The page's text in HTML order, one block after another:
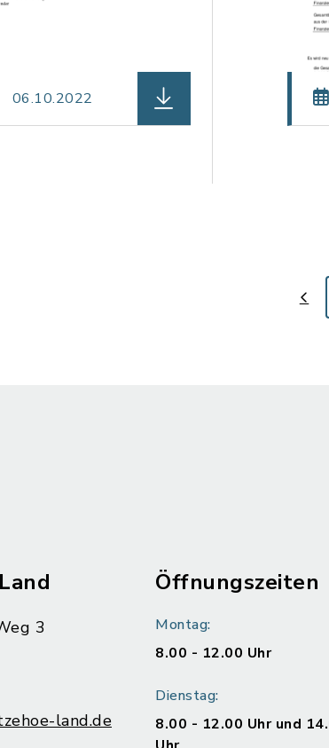
06.10.2022
herunterladen
3
land.de
Öffnungszeiten
Montag:
8.00 - 12.00 Uhr
Dienstag:
8.00 - 12.00 Uhr und